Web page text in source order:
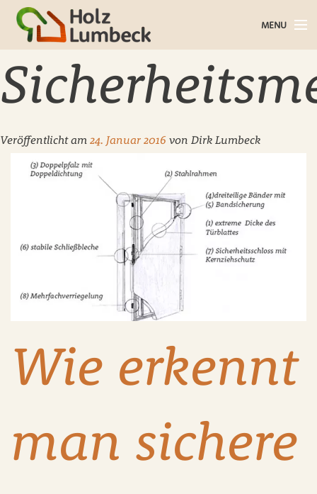
MENU
Holz im Haus
Holz im Garten
Bauholz
Baustoffe
Über uns
Veröffentlicht am 24. Januar 2016 von Dirk Lumbeck
Wie erkennt
man sichere